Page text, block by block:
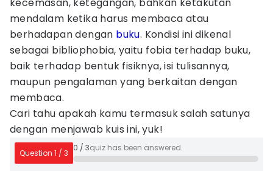
mendalam ketika harus membaca atau
berhadapan dengan buku. Kondisi ini dikenal
sebagai bibliophobia, yaitu fobia terhadap buku,
baik terhadap bentuk fisiknya, isi tulisannya,
maupun pengalaman yang berkaitan dengan
membaca.
Cari tahu apakah kamu termasuk salah satunya
dengan menjawab kuis ini, yuk!
Question 1 / 3
0 / 3quiz has been answered.